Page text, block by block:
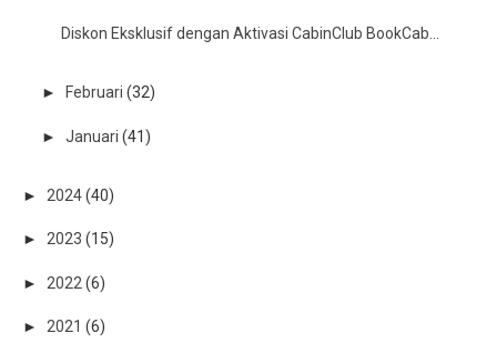
Diskon Eksklusif dengan Aktivasi CabinClub BookCab...
► Februari (32)
► Januari (41)
► 2024(40)
► 2023(15)
► 2022(6)
► 2021(6)